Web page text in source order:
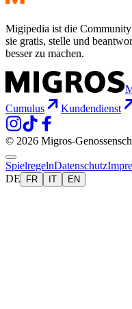
Migipedia ist die
sie gratis, stelle und
besser zu machen.
Cumulus
Kundendienst
© 2026 Migros-
SpielregelnDatenschutz
DE
FR IT EN